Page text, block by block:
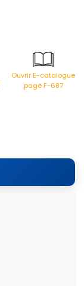
Ouvrir E-catalogue
page F-687